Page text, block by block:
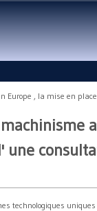
, la mise en
technologiques uniques